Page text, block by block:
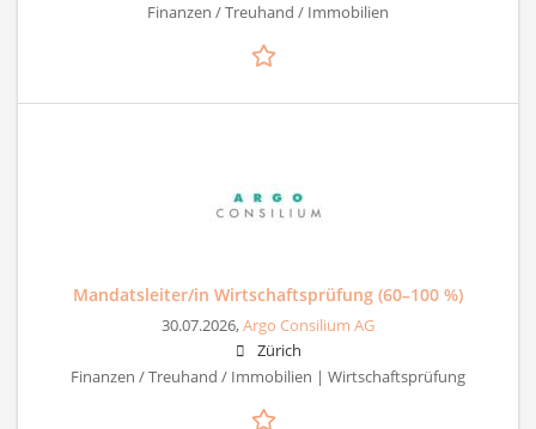
Finanzen / Treuhand / Immobilien
Mandatsleiter/in Wirtschaftsprüfung (60–100 %)
30.07.2026,Argo Consilium AG
Zürich
Finanzen / Treuhand / Immobilien | Wirtschaftsprüfung